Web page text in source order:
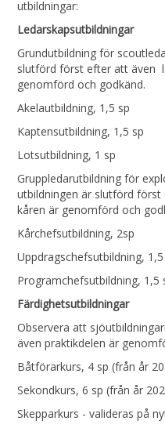
utbildningar:
Ledarskapsutbildningar
Grundutbildning för
slutförd först efter att även
genomförd och godkänd.
Akelautbildning, 1,5 sp
Kaptensutbildning, 1,5 sp
Lotsutbildning, 1 sp
Gruppledarutbildning för
utbildningen är slutförd
kåren är genomförd och
Kårchefsutbildning, 2sp
Uppdragschefsutbildning,
Programchefsutbildning, 1,5
Färdighetsutbildningar
Observera att
även praktikdelen är
Båtförarkurs, 4 sp (från år
Sekondkurs, 6 sp (från år
Skepparkurs - valideras på